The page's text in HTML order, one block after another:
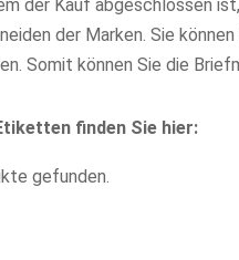
der Kauf abgeschlossen
der Marken. Sie
Somit können Sie die
finden Sie hier:
gefunden.